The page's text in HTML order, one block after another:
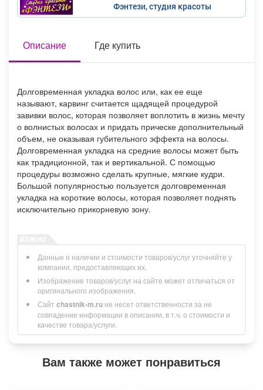
Товары Поздравления Погода
Я - пенсионер
Фэнтези, студия красоты
Описание Где купить
Долговременная укладка волос или, как ее еще
называют, карвинг считается щадящей процедурой
завивки волос, которая позволяет воплотить в жизнь мечту
о волнистых волосах и придать прическе дополнительный
объем, не оказывая губительного эффекта на волосы.
Долговременная укладка на средние волосы может быть
как традиционной, так и вертикальной. С помощью
процедуры возможно сделать крупные, мягкие кудри.
Большой популярностью пользуется долговременная
укладка на короткие волосы, которая позволяет поднять
исключительно прикорневую зону.
Данные о наличии и стоимости товаров/услуг уточняйте у
компании, предоставляющих их.
Изображение товаров/услуг на сайте может отличаться от
оригинального изображения.
Сайт chastnik-m.ru не несет ответственности за не
совпадение информации в описании, в т.ч. о стоимости и
качестве товара/услуги.
Вам также может понравиться